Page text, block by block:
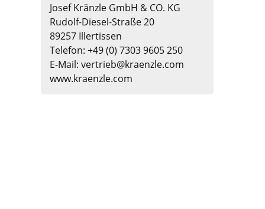
Josef Kränzle GmbH & CO. KG
Rudolf-Diesel-Straße 20
89257 Illertissen
Telefon: +49 (0) 7303 9605 250
E-Mail: vertrieb@kraenzle.com
www.kraenzle.com